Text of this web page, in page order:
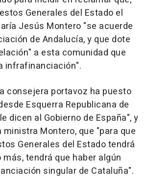
Generales del Estado el
Jesús Montero "se acuerde
de Andalucía, y que dote
a esta comunidad que
infrafinanciación".
consejera portavoz ha puesto
Esquerra Republicana de
dicen al Gobierno de España", y
Montero, que "para que
Generales del Estado tendrá
tendrá que haber algún
singular de Cataluña".